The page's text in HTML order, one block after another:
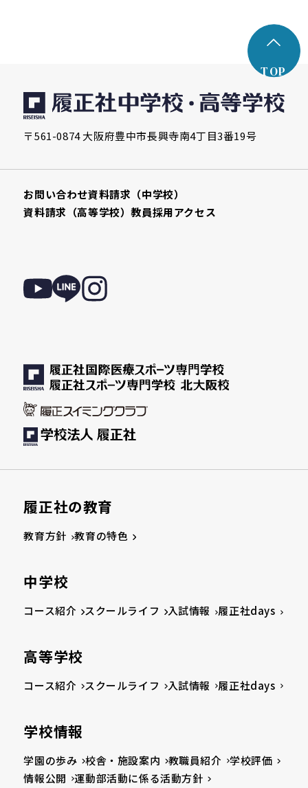
TOP
〒561-0874 大阪府豊中市長興寺南4丁目3番19号
お問い合わせ資料請求（中学校）
資料請求（高等学校）教員採用アクセス
履正社の教育
教育方針 教育の特色
中学校
コース紹介 スクールライフ 入試情報 履正社days
高等学校
コース紹介 スクールライフ 入試情報 履正社days
学校情報
学園の歩み 校舎・施設案内 教職員紹介
学校評価
情報公開
運動部活動に係る活動方針